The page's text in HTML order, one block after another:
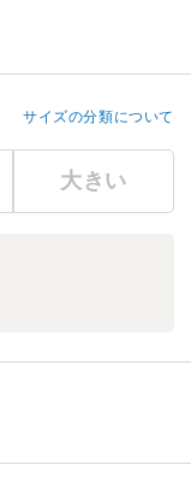
サイズの分類について
大きい